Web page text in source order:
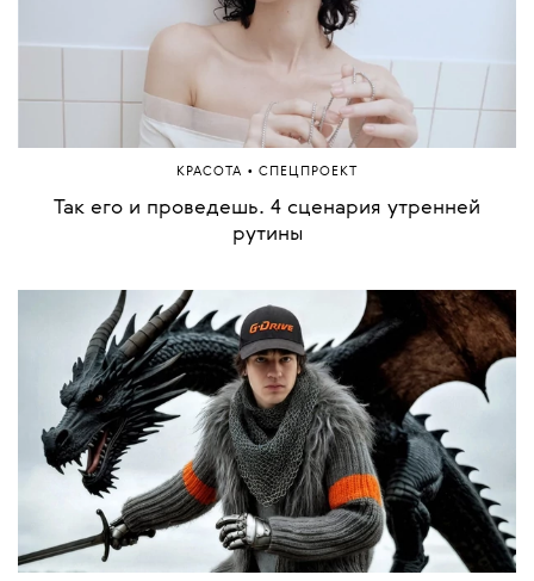
МОДА• СПЕЦПРОЕКТ
Год изобилия. Как развивался бренд «Хохлома» в
2025-м?